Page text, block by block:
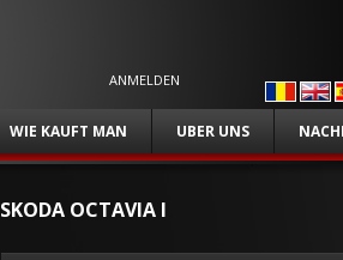
ANMELDEN
WIE KAUFT MAN UBER UNS
SKODA OCTAVIA I